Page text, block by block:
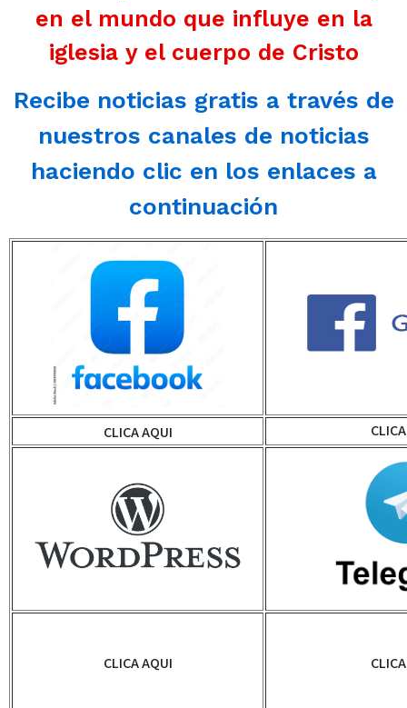
en el mundo que influye en la
iglesia y el cuerpo de Cristo
Recibe noticias gratis a través de
nuestros canales de noticias
haciendo clic en los enlaces a
continuación
CLICA AQUI
CLICA AQUI